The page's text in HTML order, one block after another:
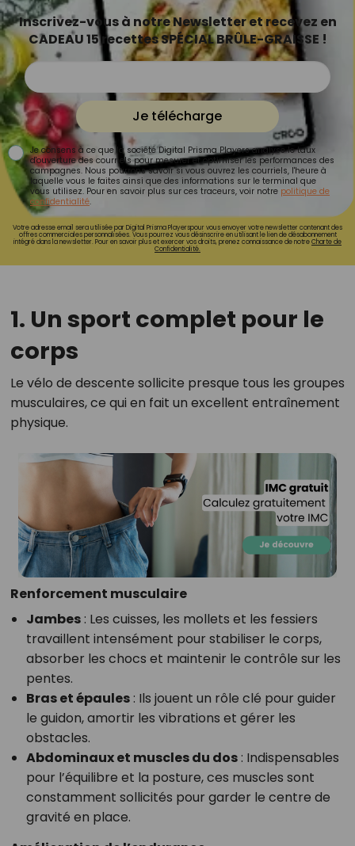
Inscrivez-vous à notre Newsletter et recevez en
CADEAU 15 recettes SPÉCIAL BRÛLE-GRAISSE !
Je télécharge
Je consens à ce que la société Digital Prisma Players analyse le taux
d'ouverture des courriels pour mesurer et optimiser les performances des
campagnes. Nous pourrons savoir si vous ouvrez les courriels, l'heure à
laquelle vous le faites ainsi que des informations sur le terminal que
vous utilisez. Pour en savoir plus sur ces traceurs, voir notre politique de
confidentialité.
Votre adresse email sera utilisée par Digital Prisma Playerspour vous envoyer votre newsletter contenant des
offres commerciales personnalisées. Vous pourrez vous désinscrire en utilisant le lien de désabonnement
intégré dans la newsletter. Pour en savoir plus et exercer vos droits, prenez connaissance de notreCharte de
Confidentialité.
1. Un sport complet pour le
corps
Le vélo de descente sollicite presque tous les groupes
musculaires, ce qui en fait un excellent entraînement
physique.
Renforcement musculaire
Jambes: Les cuisses, les mollets et les fessiers
travaillent intensément pour stabiliser le corps,
absorber les chocs et maintenir le contrôle sur les
pentes.
Bras et épaules: Ils jouent un rôle clé pour guider
le guidon, amortir les vibrations et gérer les
obstacles.
Abdominaux et muscles du dos: Indispensables
pour l’équilibre et la posture, ces muscles sont
constamment sollicités pour garder le centre de
gravité en place.